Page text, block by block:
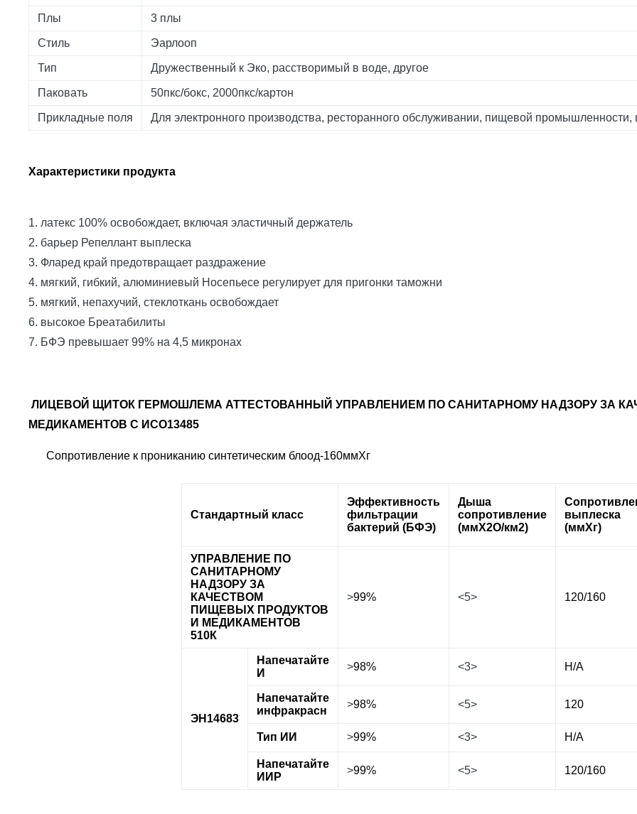
Плы 3 плы
Стиль Эарлооп
Тип Дружественный к Эко, расстворимый в воде, другое
Паковать 50пкс/бокс, 2000пкс/картон
Прикладные поля Для электронного производства, ресторанного обслуживании, пищевой
Характеристики продукта
1. латекс 100% освобождает, включая эластичный держатель
2. барьер Репеллант выплеска
3. Фларед край предотвращает раздражение
4. мягкий, гибкий, алюминиевый Носепьесе регулирует для пригонки таможни
5. мягкий, непахучий, стеклоткань освобождает
6. высокое Бреатабилиты
7. БФЭ превышает 99% на 4,5 микронах
ЛИЦЕВОЙ ЩИТОК ГЕРМОШЛЕМА АТТЕСТОВАННЫЙ УПРАВЛЕНИЕМ ПО САНИТАРНОМУ НАДЗОРУ ЗА
МЕДИКАМЕНТОВ С ИСО13485
Сопротивление к прониканию синтетическим блоод-160ммХг
Стандартный класс
Эффективность
фильтрации
бактерий (БФЭ)
Дыша
сопротивление
(ммХ2О/км2)
выплеска
(ммХг)
УПРАВЛЕНИЕ ПО
САНИТАРНОМУ
НАДЗОРУ ЗА
КАЧЕСТВОМ
ПИЩЕВЫХ ПРОДУКТОВ
И МЕДИКАМЕНТОВ
510К
>99% <5> 120/160
ЭН14683
Напечатайте
И
>98% <3> Н/А
Напечатайте
инфракрасн
>98% <5> 120
Тип ИИ >99% <3> Н/А
Напечатайте
ИИР
>99% <5> 120/160